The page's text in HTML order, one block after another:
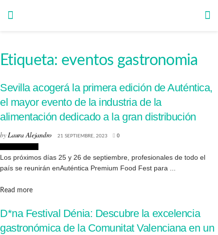
Etiqueta: eventos gastronomia
Sevilla acogerá la primera edición de Auténtica,
el mayor evento de la industria de la
alimentación dedicado a la gran distribución
byLaura Alejandro 21 SEPTIEMBRE, 2023 0
Los próximos días 25 y 26 de septiembre, profesionales de todo el
país se reunirán enAuténtica Premium Food Fest para ...
Read moreDetails
D*na Festival Dénia: Descubre la excelencia
gastronómica de la Comunitat Valenciana en un